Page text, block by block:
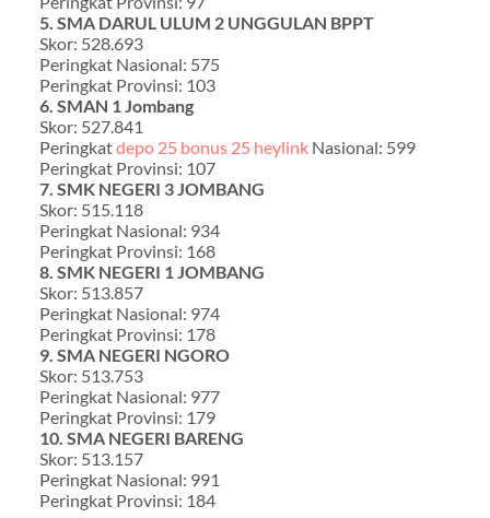
5. SMA DARUL ULUM 2 UNGGULAN BPPT
Skor: 528.693
Peringkat Nasional: 575
Peringkat Provinsi: 103
6. SMAN 1 Jombang
Skor: 527.841
Peringkatdepo 25 bonus 25 heylinkNasional: 599
Peringkat Provinsi: 107
7. SMK NEGERI 3 JOMBANG
Skor: 515.118
Peringkat Nasional: 934
Peringkat Provinsi: 168
8. SMK NEGERI 1 JOMBANG
Skor: 513.857
Peringkat Nasional: 974
Peringkat Provinsi: 178
9. SMA NEGERI NGORO
Skor: 513.753
Peringkat Nasional: 977
Peringkat Provinsi: 179
10. SMA NEGERI BARENG
Skor: 513.157
Peringkat Nasional: 991
Peringkat Provinsi: 184